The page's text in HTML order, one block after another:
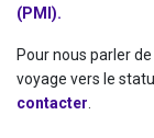
(PMI).
Pour nous parler
voyage vers le
contacter